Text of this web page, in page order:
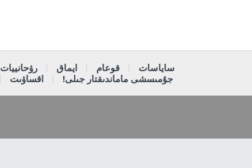
ساياسات قوعام ايماق رۋحانييات
جۇمىسشى ماماندىقتار جىلى!
اقساۋىت